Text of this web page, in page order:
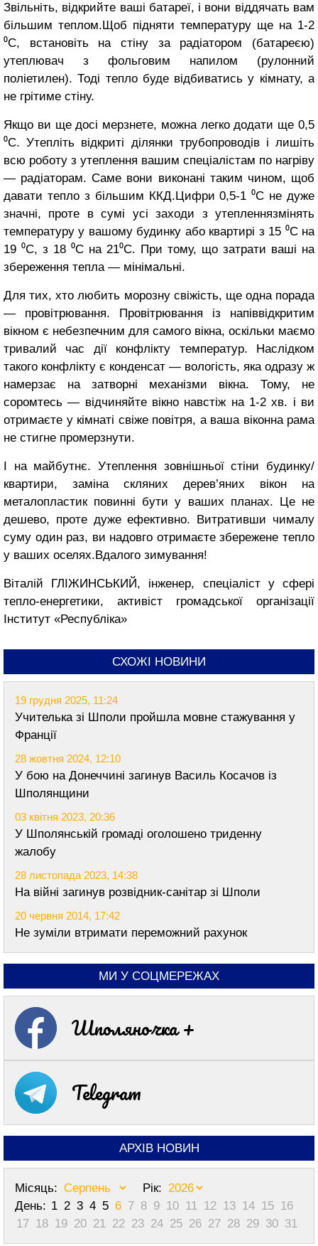
Звільніть, відкрийте ваші батареї, і вони віддячать вам
більшим теплом.Щоб підняти температуру ще на 1-2
⁰С, встановіть на стіну за радіатором (батареєю)
утеплювач з фольговим напилом (рулонний
поліетилен). Тоді тепло буде відбиватись у кімнату, а
не грітиме стіну.
Якщо ви ще досі мерзнете, можна легко додати ще 0,5
⁰С. Утепліть відкриті ділянки трубопроводів і лишіть
всю роботу з утеплення вашим спеціалістам по нагріву
— радіаторам. Саме вони виконані таким чином, щоб
давати тепло з більшим ККД.Цифри 0,5-1 ⁰С не дуже
значні, проте в сумі усі заходи з утепленнязмінять
температуру у вашому будинку або квартирі з 15 ⁰С на
19 ⁰С, з 18 ⁰С на 21⁰С. При тому, що затрати ваші на
збереження тепла — мінімальні.
Для тих, хто любить морозну свіжість, ще одна порада
— провітрювання. Провітрювання із напіввідкритим
вікном є небезпечним для самого вікна, оскільки маємо
тривалий час дії конфлікту температур. Наслідком
такого конфлікту є конденсат — вологість, яка одразу ж
намерзає на затворні механізми вікна. Тому, не
соромтесь — відчиняйте вікно навстіж на 1-2 хв. і ви
отримаєте у кімнаті свіже повітря, а ваша віконна рама
не стигне промерзнути.
І на майбутнє. Утеплення зовнішньої стіни будинку/
квартири, заміна скляних дерев’яних вікон на
металопластик повинні бути у ваших планах. Це не
дешево, проте дуже ефективно. Витративши чималу
суму один раз, ви надовго отримаєте збережене тепло
у ваших оселях.Вдалого зимування!
Віталій ГЛІЖИНСЬКИЙ, інженер, спеціаліст у сфері
тепло-енергетики, активіст громадської організації
Інститут «Республіка»
СХОЖІ НОВИНИ
19 грудня 2025, 11:24
Учителька зі Шполи пройшла мовне стажування у
Франції
28 жовтня 2024, 12:10
У бою на Донеччині загинув Василь Косачов із
Шполянщини
03 квітня 2023, 20:36
У Шполянській громаді оголошено триденну
жалобу
28 листопада 2023, 14:38
На війні загинув розвідник-санітар зі Шполи
20 червня 2014, 17:42
Не зуміли втримати переможний рахунок
МИ У СОЦМЕРЕЖАХ
Шполяночка +
Telegram
АРХІВ НОВИН
Місяць:
Рік:
День: 1 2 3 4 5 6 7 8 9 10 11 12 13 14 15 16
17 18 19 20 21 22 23 24 25 26 27 28 29 30 31